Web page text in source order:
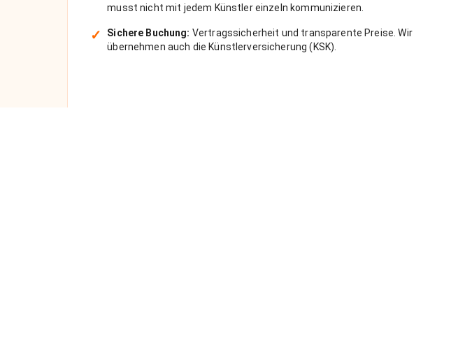
musst nicht mit jedem Künstler einzeln kommunizieren.
✓ Sichere Buchung: Vertragssicherheit und transparente Preise. Wir
übernehmen auch die Künstlerversicherung (KSK).